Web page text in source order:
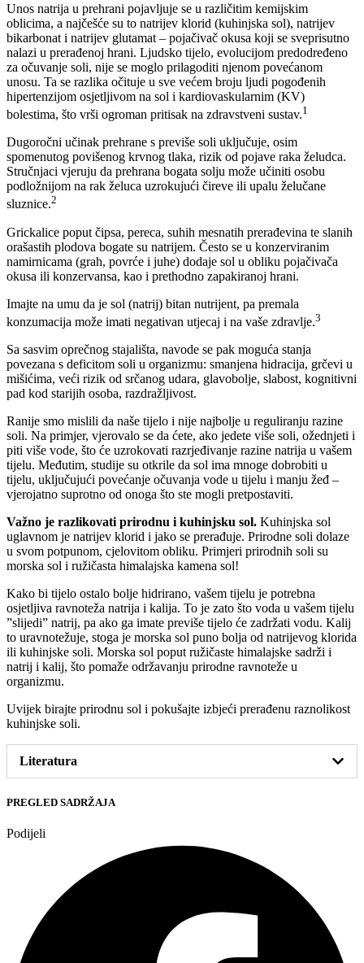
Unos natrija u prehrani pojavljuje se u različitim kemijskim
oblicima, a najčešće su to natrijev klorid (kuhinjska sol), natrijev
bikarbonat i natrijev glutamat – pojačivač okusa koji se sveprisutno
nalazi u prerađenoj hrani. Ljudsko tijelo, evolucijom predodređeno
za očuvanje soli, nije se moglo prilagoditi njenom povećanom
unosu. Ta se razlika očituje u sve većem broju ljudi pogođenih
hipertenzijom osjetljivom na sol i kardiovaskularnim (KV)
bolestima, što vrši ogroman pritisak na zdravstveni sustav.1
Dugoročni učinak prehrane s previše soli uključuje, osim
spomenutog povišenog krvnog tlaka, rizik od pojave raka želudca.
Stručnjaci vjeruju da prehrana bogata solju može učiniti osobu
podložnijom na rak želuca uzrokujući čireve ili upalu želučane
sluznice.2
Grickalice poput čipsa, pereca, suhih mesnatih prerađevina te slanih
orašastih plodova bogate su natrijem. Često se u konzerviranim
namirnicama (grah, povrće i juhe) dodaje sol u obliku pojačivača
okusa ili konzervansa, kao i prethodno zapakiranoj hrani.
Imajte na umu da je sol (natrij) bitan nutrijent, pa premala
konzumacija može imati negativan utjecaj i na vaše zdravlje.3
Sa sasvim oprečnog stajališta, navode se pak moguća stanja
povezana s deficitom soli u organizmu: smanjena hidracija, grčevi u
mišićima, veći rizik od srčanog udara, glavobolje, slabost, kognitivni
pad kod starijih osoba, razdražljivost.
Ranije smo mislili da naše tijelo i nije najbolje u reguliranju razine
soli. Na primjer, vjerovalo se da ćete, ako jedete više soli, ožednjeti i
piti više vode, što će uzrokovati razrjeđivanje razine natrija u vašem
tijelu. Međutim, studije su otkrile da sol ima mnoge dobrobiti u
tijelu, uključujući povećanje očuvanja vode u tijelu i manju žeđ –
vjerojatno suprotno od onoga što ste mogli pretpostaviti.
Važno je razlikovati prirodnu i kuhinjsku sol. Kuhinjska sol
uglavnom je natrijev klorid i jako se prerađuje. Prirodne soli dolaze
u svom potpunom, cjelovitom obliku. Primjeri prirodnih soli su
morska sol i ružičasta himalajska kamena sol!
Kako bi tijelo ostalo bolje hidrirano, vašem tijelu je potrebna
osjetljiva ravnoteža natrija i kalija. To je zato što voda u vašem tijelu
”slijedi” natrij, pa ako ga imate previše tijelo će zadržati vodu. Kalij
to uravnotežuje, stoga je morska sol puno bolja od natrijevog klorida
ili kuhinjske soli. Morska sol poput ružičaste himalajske sadrži i
natrij i kalij, što pomaže održavanju prirodne ravnoteže u
organizmu.
Uvijek birajte prirodnu sol i pokušajte izbjeći prerađenu raznolikost
kuhinjske soli.
Literatura
PREGLED SADRŽAJA
Podijeli